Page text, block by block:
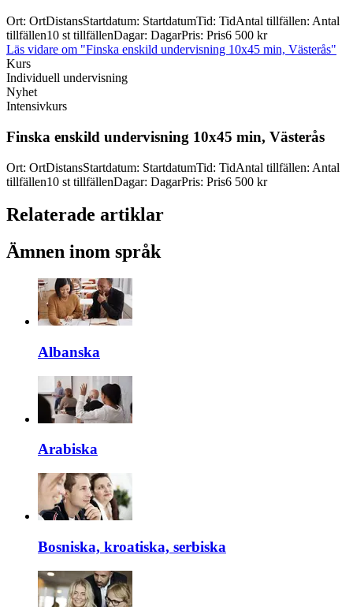
Ort: OrtDistansStartdatum: StartdatumTid: TidAntal tillfällen: Antal
tillfällen10 st tillfällenDagar: DagarPris: Pris6 500 kr
Läs vidare om "Finska enskild undervisning 10x45 min, Västerås"
Kurs
Individuell undervisning
Nyhet
Intensivkurs
Finska enskild undervisning 10x45 min, Västerås
Ort: OrtDistansStartdatum: StartdatumTid: TidAntal tillfällen: Antal
tillfällen10 st tillfällenDagar: DagarPris: Pris6 500 kr
Relaterade artiklar
Ämnen inom språk
Albanska
Arabiska
Bosniska, kroatiska, serbiska